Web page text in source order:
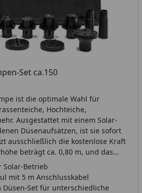
Set ca.150
ist die optimale Wahl für
Hochteiche,
Ausgestattet mit einem Solar-
Düsenaufsätzen, ist sie sofort
ausschließlich die kostenlose Kraft
beträgt ca. 0,80 m, und das
zur Pumpe ist 5 m lang.
Betrieb
mit 5 m Anschlusskabel
Set für unterschiedliche